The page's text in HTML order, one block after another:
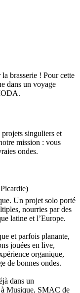
brasserie ! Pour cette
dans un voyage
singuliers et
mission : vous
ondes.
Un projet solo porté
nourries par des
latine et l’Europe.
et parfois planante,
jouées en live,
organique,
de bonnes ondes.
dans un
à Musique, SMAC de